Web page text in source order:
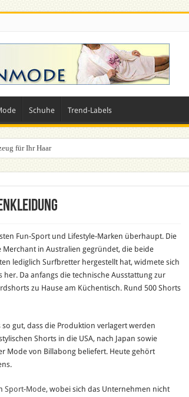
Schuhe Trend-Labels
für Ihr Haar
Fun-Sport und Lifestyle-Marken überhaupt. Die
in Australien gegründet, die beide
lediglich Surfbretter hergestellt hat, widmete sich
her. Da anfangs die technische Ausstattung zur
zu Hause am Küchentisch. Rund 500 Shorts
gut, dass die Produktion verlagert werden
Shorts in die USA, nach Japan sowie
Mode von Billabong beliefert. Heute gehört
Sport-Mode, wobei sich das Unternehmen nicht